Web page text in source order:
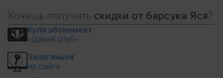
Хочешь получить скидки от барсука Яся?
Купи абонемент
«Дикий клуб»
Залогинься
на сайте